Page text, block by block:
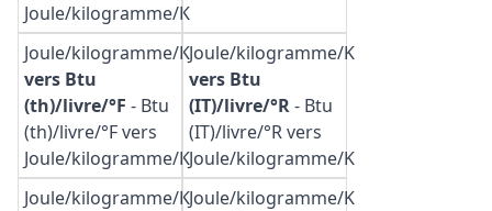
Joule/kilogramme/K
Joule/kilogramme/K
vers Btu
(th)/livre/°F - Btu
(th)/livre/°F vers
Joule/kilogramme/K
Joule/kilogramme/K
vers Btu
(IT)/livre/°R- Btu
(IT)/livre/°R vers
Joule/kilogramme/K
Joule/kilogramme/KJoule/kilogramme/K